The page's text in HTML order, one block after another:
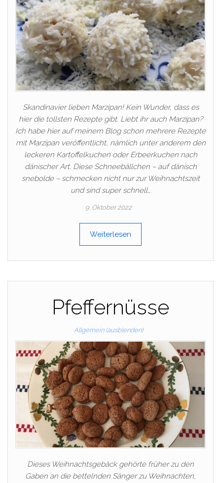
Skandinavier lieben Marzipan! Kein Wunder, dass es
hier die tollsten Rezepte gibt. Liebt ihr auch Marzipan?
Ich habe hier auf meinem Blog schon mehrere Rezepte
mit Marzipan veröffentlicht, nämlich unter anderem den
leckeren Kartoffelkuchen oder Erbeerkuchen nach
dänischer Art. Diese Schneebällchen – auf dänisch
snebolde – schmecken nicht nur zur Weihnachtszeit
und sind super schnell…
9. Oktober 2022
Weiterlesen
Pfeffernüsse
Allgemein (ausblenden)
Dieses Weihnachtsgebäck gehörte früher zu den
Gaben an die bettelnden Sänger zu Weihnachten,